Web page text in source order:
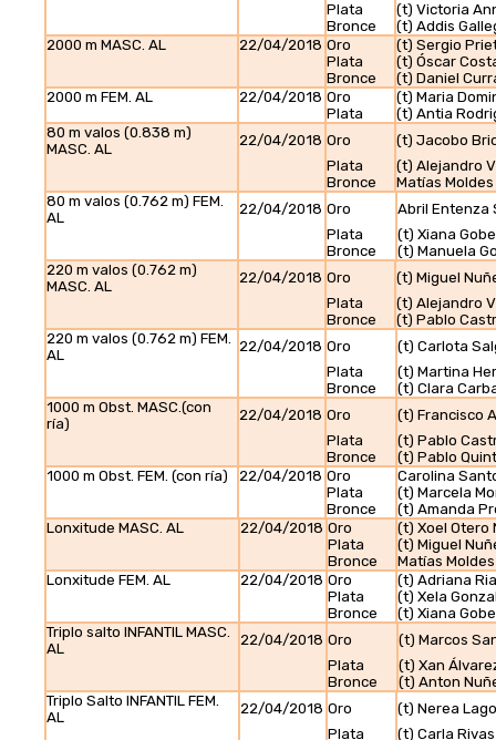
Plata
(t) Victoria
Bronce
(t) Addis
2000 m MASC. AL
22/04/2018 Oro
(t) Sergio
Plata
(t) Óscar
Bronce
(t) Daniel
2000 m FEM. AL
22/04/2018 Oro
(t) Maria
Plata
(t) Antia
80 m valos (0.838 m)
MASC. AL
22/04/2018 Oro
(t) Jacobo
Plata
(t) Alejandro
Bronce
Matías
80 m valos (0.762 m) FEM.
AL
22/04/2018 Oro
Abril Entenza
Plata
(t) Xiana
Bronce
(t) Manuela
220 m valos (0.762 m)
MASC. AL
22/04/2018 Oro
(t) Miguel
Plata
(t) Alejandro
Bronce
(t) Pablo
220 m valos (0.762 m) FEM.
AL
22/04/2018 Oro
(t) Carlota
Plata
(t) Martina
Bronce
(t) Clara
1000 m Obst. MASC.(con
ría)
22/04/2018 Oro
(t) Francisco
Plata
(t) Pablo
Bronce
(t) Pablo
1000 m Obst. FEM. (con ría)
22/04/2018 Oro
Carolina
Plata
(t) Marcela
Bronce
(t) Amanda
Lonxitude MASC. AL
22/04/2018 Oro
(t) Xoel Otero
Plata
(t) Miguel
Bronce
Matías
Lonxitude FEM. AL
22/04/2018 Oro
(t) Adriana
Plata
(t) Xela
Bronce
(t) Xiana
Triplo salto INFANTIL MASC.
AL
22/04/2018 Oro
(t) Marcos
Plata
(t) Xan
Bronce
(t) Anton
Triplo Salto INFANTIL FEM.
AL
22/04/2018 Oro
(t) Nerea
Plata
(t) Carla